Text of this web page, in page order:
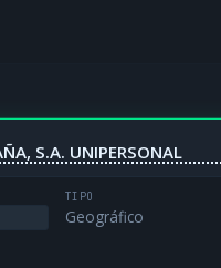
S.A. UNIPERSONAL
TIPO
Geográfico